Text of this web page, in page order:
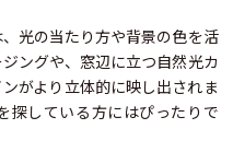
光の当たり方や背景の色を活
ングや、窓辺に立つ自然光カ
がより立体的に映し出されま
探している方にはぴったりで